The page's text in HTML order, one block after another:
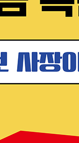
원천세
세액공제 받기
의 끝판왕